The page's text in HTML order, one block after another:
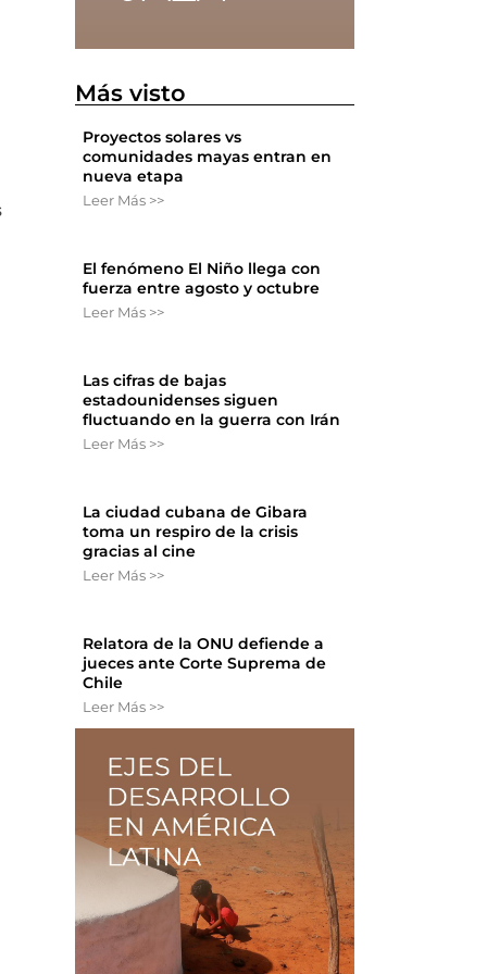
Más visto
Proyectos solares vs
comunidades mayas entran en
nueva etapa
Leer Más >>
El fenómeno El Niño llega con
fuerza entre agosto y octubre
Leer Más >>
Las cifras de bajas
estadounidenses siguen
fluctuando en la guerra con Irán
Leer Más >>
La ciudad cubana de Gibara
toma un respiro de la crisis
gracias al cine
Leer Más >>
Relatora de la ONU defiende a
jueces ante Corte Suprema de
Chile
Leer Más >>